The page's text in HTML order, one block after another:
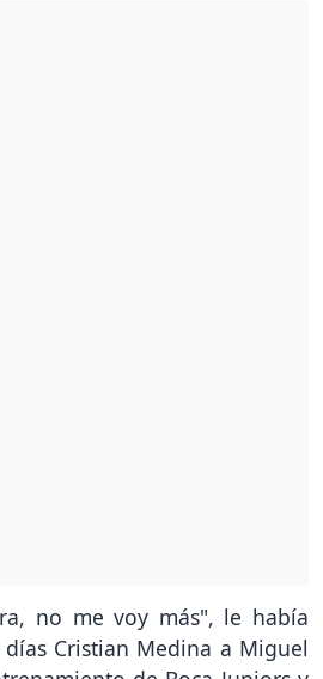
no me voy más", le había
Cristian Medina a Miguel